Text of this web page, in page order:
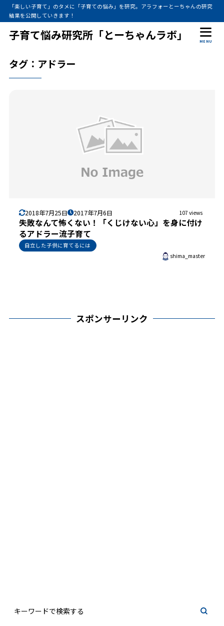
「楽しい子育て」のタメに「子育ての悩み」を研究。アラフォーとーちゃんの研究
結果を公開していきます！
子育て悩み研究所「とーちゃんラボ」 MENU
タグ：アドラー
2018年7月25日 2017年7月6日 107 views
失敗なんて怖くない！「くじけない心」を身に付け
るアドラー流子育て
自立した子供に育てるには
shima_master
スポンサーリンク